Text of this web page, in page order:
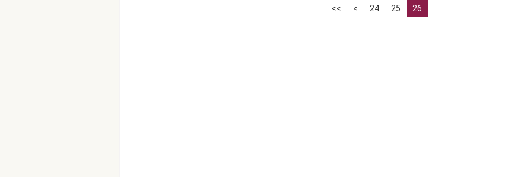
<< < 24 25 26